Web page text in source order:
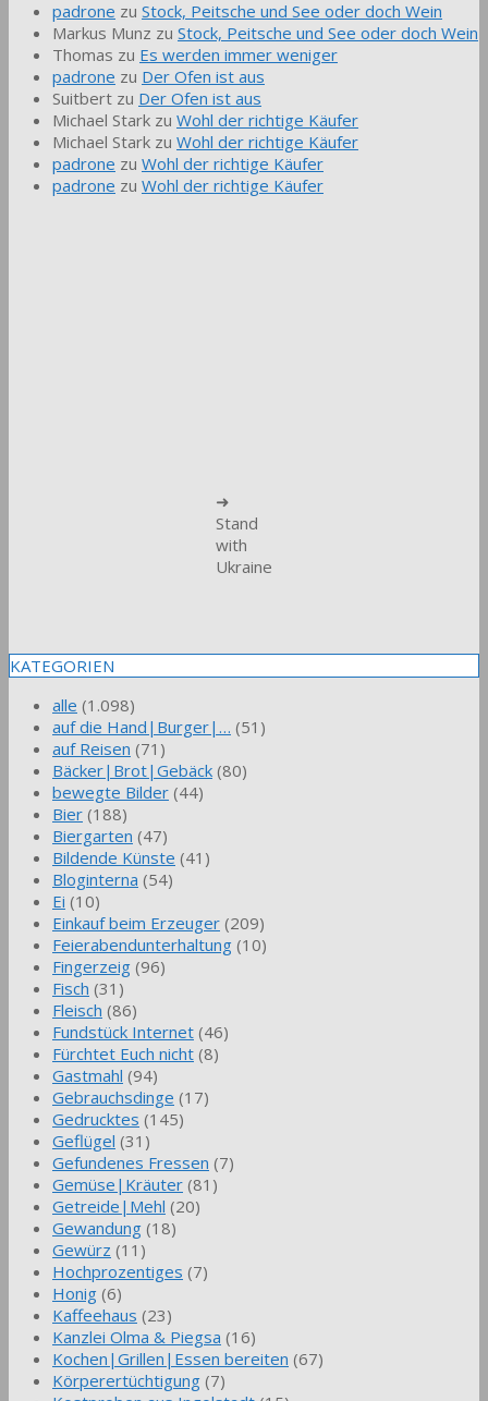
padrone zu Stock, Peitsche und See oder doch Wein
Markus Munz zu Stock, Peitsche und See oder doch Wein
Thomas zu Es werden immer weniger
padrone zu Der Ofen ist aus
Suitbert zu Der Ofen ist aus
Michael Stark zu Wohl der richtige Käufer
Michael Stark zu Wohl der richtige Käufer
padrone zu Wohl der richtige Käufer
padrone zu Wohl der richtige Käufer
➜
Stand
with
Ukraine
KATEGORIEN
alle (1.098)
auf die Hand|Burger|… (51)
auf Reisen (71)
Bäcker|Brot|Gebäck (80)
bewegte Bilder (44)
Bier (188)
Biergarten (47)
Bildende Künste (41)
Bloginterna (54)
Ei (10)
Einkauf beim Erzeuger (209)
Feierabendunterhaltung (10)
Fingerzeig (96)
Fisch (31)
Fleisch (86)
Fundstück Internet (46)
Fürchtet Euch nicht (8)
Gastmahl (94)
Gebrauchsdinge (17)
Gedrucktes (145)
Geflügel (31)
Gefundenes Fressen (7)
Gemüse|Kräuter (81)
Getreide|Mehl (20)
Gewandung (18)
Gewürz (11)
Hochprozentiges (7)
Honig (6)
Kaffeehaus (23)
Kanzlei Olma & Piegsa (16)
Kochen|Grillen|Essen bereiten (67)
Körperertüchtigung (7)